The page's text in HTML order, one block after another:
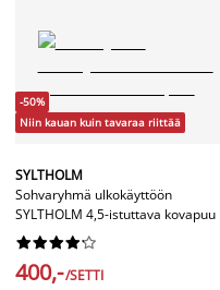
-50%
Niin kauan kuin tavaraa riittää
SYLTHOLM
Sohvaryhmä ulkokäyttöön
SYLTHOLM 4,5-istuttava kovapuu






400,-/SETTI